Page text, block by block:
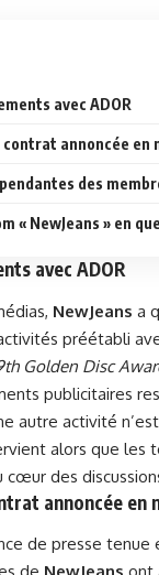
avec ADOR
annoncée en
des
« NewJeans » en
avec ADOR
NewJeans a
préétabli
Golden Disc
publicitaires
autre activité
alors que les
cœur des
annoncée en
de presse tenue